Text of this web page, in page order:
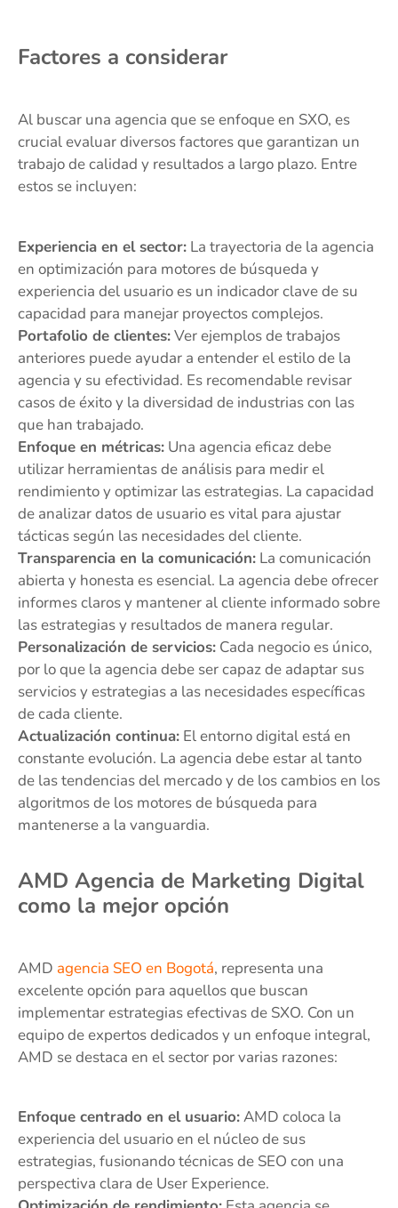
Factores a considerar
Al buscar una agencia que se enfoque en SXO, es
crucial evaluar diversos factores que garantizan un
trabajo de calidad y resultados a largo plazo. Entre
estos se incluyen:
Experiencia en el sector: La trayectoria de la agencia
en optimización para motores de búsqueda y
experiencia del usuario es un indicador clave de su
capacidad para manejar proyectos complejos.
Portafolio de clientes:Ver ejemplos de trabajos
anteriores puede ayudar a entender el estilo de la
agencia y su efectividad. Es recomendable revisar
casos de éxito y la diversidad de industrias con las
que han trabajado.
Enfoque en métricas: Una agencia eficaz debe
utilizar herramientas de análisis para medir el
rendimiento y optimizar las estrategias. La capacidad
de analizar datos de usuario es vital para ajustar
tácticas según las necesidades del cliente.
Transparencia en la comunicación: La comunicación
abierta y honesta es esencial. La agencia debe ofrecer
informes claros y mantener al cliente informado sobre
las estrategias y resultados de manera regular.
Personalización de servicios: Cada negocio es único,
por lo que la agencia debe ser capaz de adaptar sus
servicios y estrategias a las necesidades específicas
de cada cliente.
Actualización continua: El entorno digital está en
constante evolución. La agencia debe estar al tanto
de las tendencias del mercado y de los cambios en los
algoritmos de los motores de búsqueda para
mantenerse a la vanguardia.
AMD Agencia de Marketing Digital
como la mejor opción
AMD agencia SEO en Bogotá, representa una
excelente opción para aquellos que buscan
implementar estrategias efectivas de SXO. Con un
equipo de expertos dedicados y un enfoque integral,
AMD se destaca en el sector por varias razones:
Enfoque centrado en el usuario:AMD coloca la
experiencia del usuario en el núcleo de sus
estrategias, fusionando técnicas de SEO con una
perspectiva clara de User Experience.